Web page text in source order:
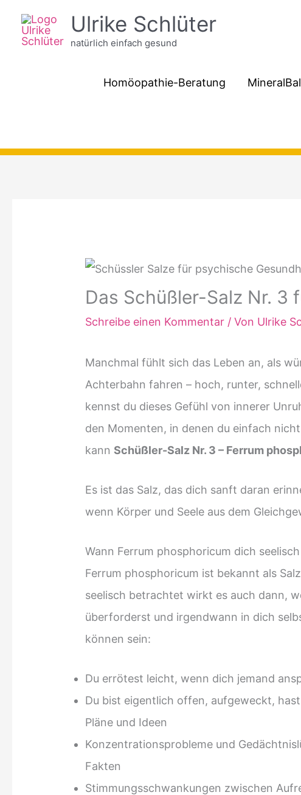
Inhalt
Ulrike Schlüter
natürlich einfach gesund
Homöopathie-Beratung
Das Schüßler-Salz Nr. 3
Schreibe einen Kommentar / Von Ulrike
Manchmal fühlt sich das Leben an, als
Achterbahn fahren – hoch, runter,
kennst du dieses Gefühl von innerer
den Momenten, in denen du einfach
kann Schüßler-Salz Nr. 3 – Ferrum
Es ist das Salz, das dich sanft daran
wenn Körper und Seele aus dem
Wann Ferrum phosphoricum dich
Ferrum phosphoricum ist bekannt als
seelisch betrachtet wirkt es auch dann,
überforderst und irgendwann in dich
können sein:
Du errötest leicht, wenn dich jemand
Du bist eigentlich offen, aufgeweckt,
Pläne und Ideen
Konzentrationsprobleme und
Fakten
Stimmungsschwankungen zwischen